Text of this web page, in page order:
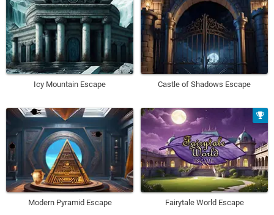
Icy Mountain Escape Castle of Shadows Escape
Modern Pyramid Escape Fairytale World Escape